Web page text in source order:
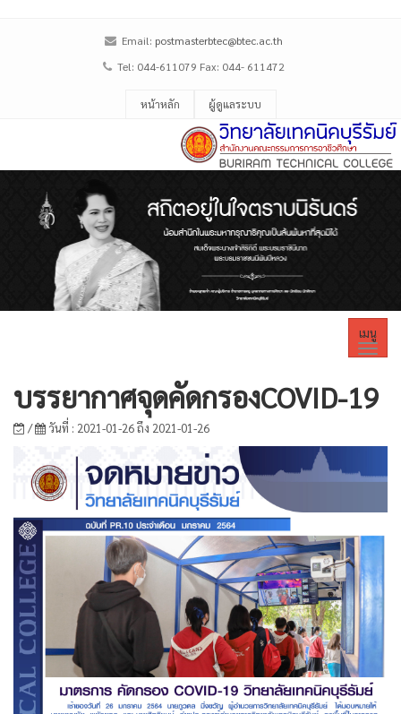
Email: postmasterbtec@btec.ac.th
Tel: 044-611079 Fax: 044- 611472
หน้าหลัก ผู้ดูแลระบบ
เมนู
บรรยากาศจุดคัดกรองCOVID-19
/ วันที่ : 2021-01-26 ถึง 2021-01-26